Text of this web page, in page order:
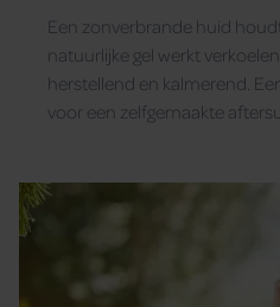
Een zonverbrande huid
natuurlijke gel werkt
herstellend en kalmerend.
voor een zelfgemaakte